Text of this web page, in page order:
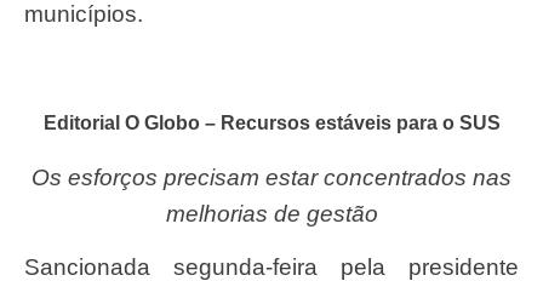
municípios.
Editorial O Globo – Recursos estáveis para o SUS
Os esforços precisam estar concentrados nas
melhorias de gestão
Sancionada segunda-feira pela presidente